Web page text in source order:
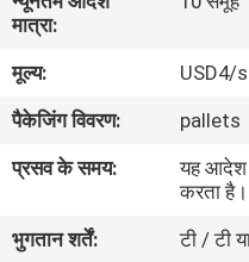
कारखाना
भ्रमण
गुणवत्ता
मात्रा:
मूल्य:
USD4/
पैकेजिंग विवरण:
pallets
प्रसव के समय:
यह आदेश
करता है।
भुगतान शर्तें:
टी / टी